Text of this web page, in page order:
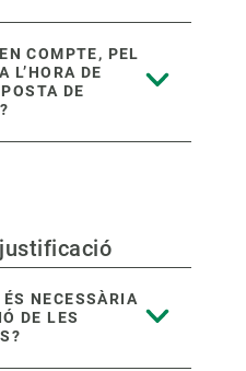
COMPTE, PEL
L’HORA DE
DE
NECESSÀRIA
DE LES